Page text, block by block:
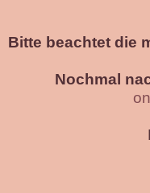
Bitte beachtet die
Nochmal